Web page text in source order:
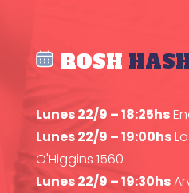
ROSH
Lunes 22/9 – 18:25hs
Lunes 22/9 – 19:00hs
O'Higgins 1560
Lunes 22/9 – 19:30hs